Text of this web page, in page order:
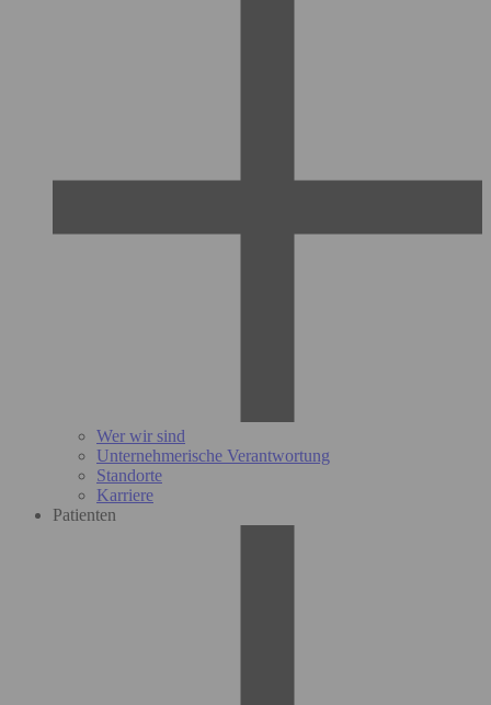
Wer wir sind
Unternehmerische Verantwortung
Standorte
Karriere
Patienten